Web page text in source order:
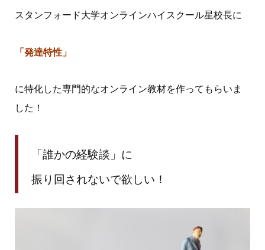
スタンフォード大学オンラインハイスクール星校長に
「発達特性」
に特化した専門的なオンライン教材を作ってもらいま
した！
「誰かの経験談」に
振り回されないで欲しい！